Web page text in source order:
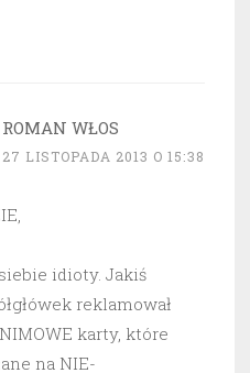
ROMAN WŁOS
27 LISTOPADA 2013 O 15:38
idioty. Jakiś
reklamował
karty, które
na NIE-